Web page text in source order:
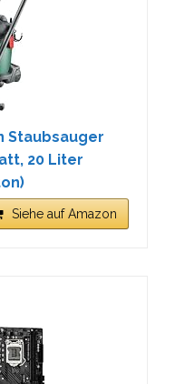
Staubsauger
20 Liter
Siehe auf Amazon